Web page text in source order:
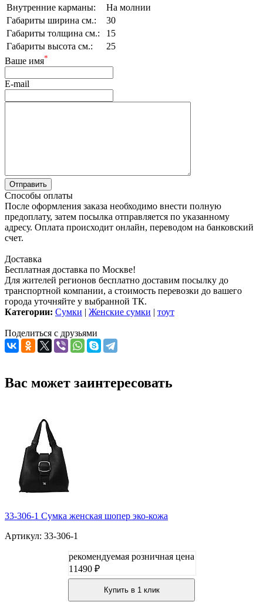
Внутренние карманы:
На молнии
Габариты ширина см.:
30
Габариты толщина см.:
15
Габариты высота см.:
25
Ваше имя*
E-mail
Способы оплаты
После оформления заказа необходимо внести полную
предоплату, затем посылка отправляется по указанному
адресу. Оплата происходит онлайн, переводом на банковский
счет.
Доставка
Бесплатная доставка по Москве!
Для жителей регионов бесплатно доставим посылку до
транспортной компании, а стоимость перевозки до вашего
города уточняйте у выбранной ТК.
Категории: Сумки | Женские сумки | тоут
Поделиться с друзьями
Вас может заинтересовать
33-306-1 Сумка женская шопер эко-кожа
Артикул: 33-306-1
рекомендуемая розничная цена
11490 ₽
Купить в 1 клик